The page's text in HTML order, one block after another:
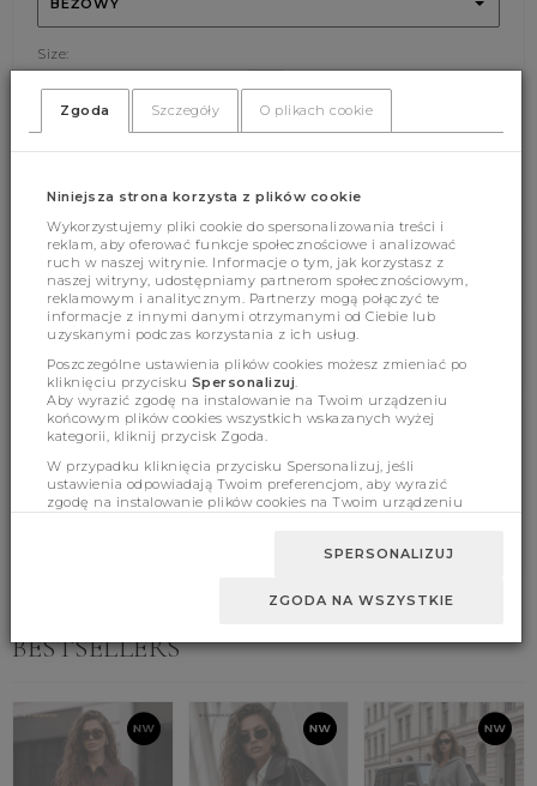
Size:
UNI
(373) (0)
Product features
BESTSELLERS
Zgoda Szczegóły O plikach cookie
Niniejsza strona korzysta z plików cookie
Wykorzystujemy pliki cookie do spersonalizowania treści i
reklam, aby oferować funkcje społecznościowe i analizować
ruch w naszej witrynie. Informacje o tym, jak korzystasz z
naszej witryny, udostępniamy partnerom społecznościowym,
reklamowym i analitycznym. Partnerzy mogą połączyć te
informacje z innymi danymi otrzymanymi od Ciebie lub
uzyskanymi podczas korzystania z ich usług.
Poszczególne ustawienia plików cookies możesz zmieniać po
kliknięciu przycisku Spersonalizuj
Aby wyrazić zgodę na instalowanie na Twoim urządzeniu
końcowym plików cookies wszystkich wskazanych wyżej
kategorii, kliknij przycisk Zgoda.
W przypadku kliknięcia przycisku Spersonalizuj, jeśli
ustawienia odpowiadają Twoim preferencjom, aby wyrazić
zgodę na instalowanie plików cookies na Twoim urządzeniu
SPERSONALIZUJ
ZGODA NA WSZYSTKIE